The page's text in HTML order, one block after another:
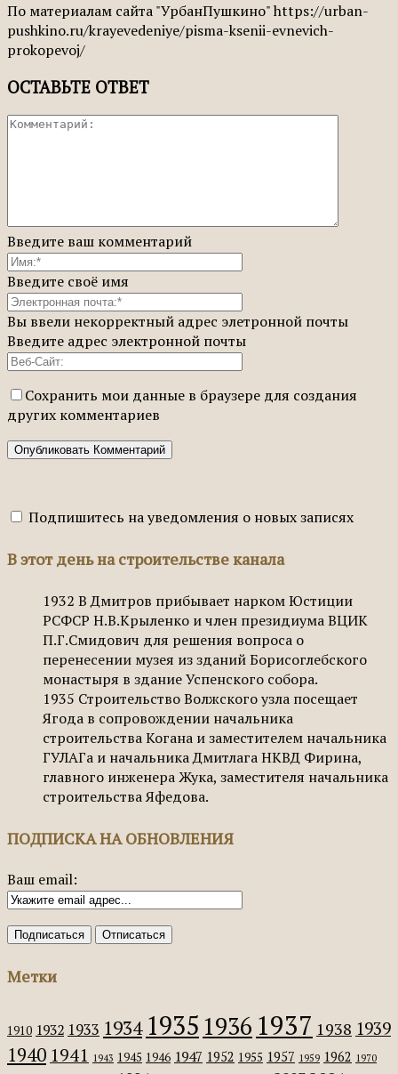
По материалам сайта "УрбанПушкино" https://urban-
pushkino.ru/krayevedeniye/pisma-ksenii-evnevich-
prokopevoj/
ОСТАВЬТЕ ОТВЕТ
Введите ваш комментарий
Введите своё имя
Вы ввели некорректный адрес элетронной почты
Введите адрес электронной почты
Сохранить мои данные в браузере для создания
других комментариев
Подпишитесь на уведомления о новых записях
В этот день на строительстве канала
1932 В Дмитров прибывает нарком Юстиции
РСФСР Н.В.Крыленко и член президиума ВЦИК
П.Г.Смидович для решения вопроса о
перенесении музея из зданий Борисоглебского
монастыря в здание Успенского собора.
1935 Строительство Волжского узла посещает
Ягода в сопровождении начальника
строительства Когана и заместителем начальника
ГУЛАГа и начальника Дмитлага НКВД Фирина,
главного инженера Жука, заместителя начальника
строительства Яфедова.
ПОДПИСКА НА ОБНОВЛЕНИЯ
Ваш email:
Метки
1910 1932 1933 1934 1935 1936 1937 1938 1939
1940 1941 1943 1945 1946 1947 1952 1955 1957 1959 1962 1970